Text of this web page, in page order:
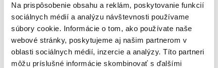
Na prispôsobenie obsahu a reklám, poskytovanie funkcií
sociálnych médií a analýzu návštevnosti používame
súbory cookie. Informácie o tom, ako používate naše
webové stránky, poskytujeme aj našim partnerom v
oblasti sociálnych médií, inzercie a analýzy. Títo partneri
môžu príslušné informácie skombinovať s ďalšími